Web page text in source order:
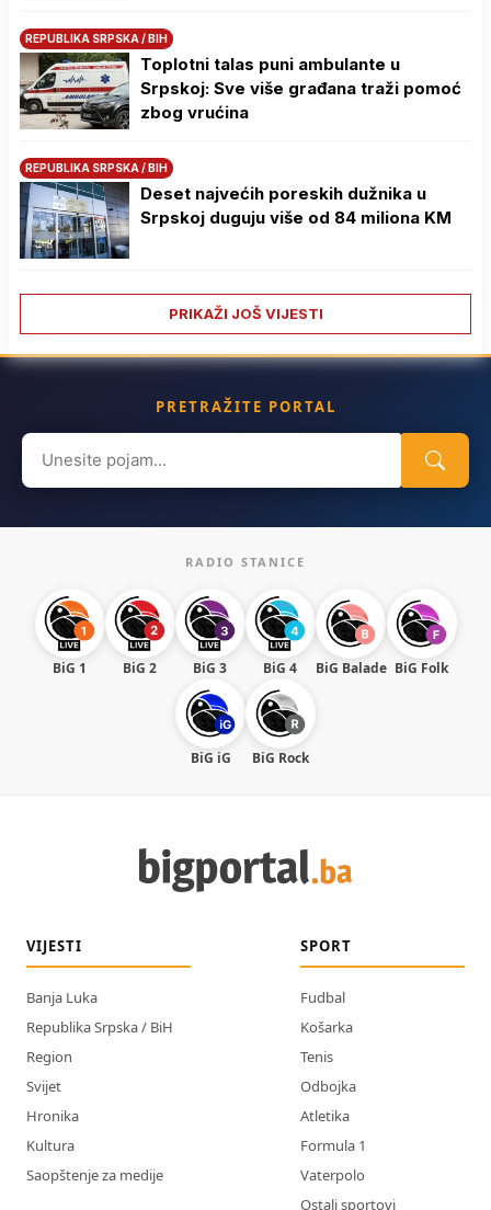
REPUBLIKA SRPSKA / BIH
Toplotni talas puni ambulante u
Srpskoj: Sve više građana traži pomoć
zbog vrućina
REPUBLIKA SRPSKA / BIH
Deset najvećih poreskih dužnika u
Srpskoj duguju više od 84 miliona KM
PRIKAŽI JOŠ VIJESTI
PRETRAŽITE PORTAL
Search
for:
RADIO STANICE
BiG 1 BiG 2 BiG 3 BiG 4 BiG Balade BiG Folk
BiG iG BiG Rock
VIJESTI
Banja Luka
Republika Srpska / BiH
Region
Svijet
Hronika
Kultura
Saopštenje za medije
SPORT
Fudbal
Košarka
Tenis
Odbojka
Atletika
Formula 1
Vaterpolo
Ostali sportovi